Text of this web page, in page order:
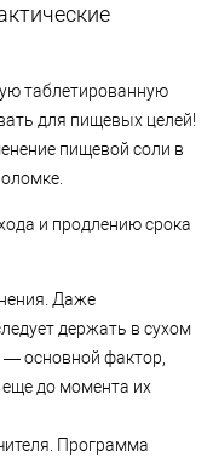
таблетированную
для пищевых целей!
пищевой соли в
и продлению срока
Даже
держать в сухом
основной фактор,
до момента их
Программа